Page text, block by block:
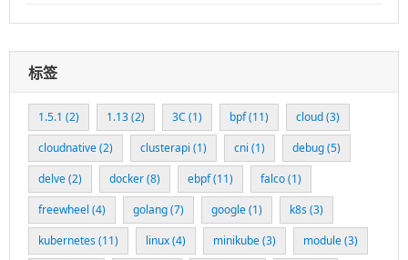
标签
1.5.1 (2) 1.13(2) 3C (1) bpf(11) cloud(3)
cloudnative(2) clusterapi (1) cni (1) debug(5)
delve(2) docker(8) ebpf(11) falco(1)
freewheel (4) golang(7) google(1) k8s(3)
kubernetes(11) linux(4) minikube(3) module(3)